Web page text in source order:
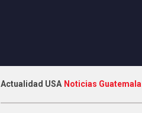
Actualidad USA Noticias Guatemala